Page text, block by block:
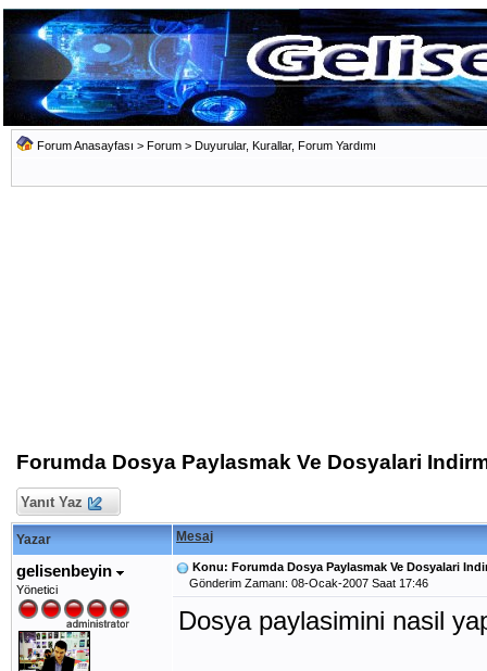
Forum Anasayfası > Forum > Duyurular, Kurallar, Forum Yardımı
Forumda Dosya Paylasmak Ve Dosyalari
Yanıt Yaz
Yazar Mesaj
gelisenbeyin
Yönetici
Konu: Forumda Dosya Paylasmak Ve Dosyalari
Gönderim Zamanı: 08-Ocak-2007 Saat 17:46
Dosya paylasimini nasil